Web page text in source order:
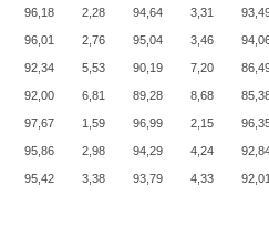
96,18 2,28 94,64 3,31
96,01 2,76 95,04 3,46
92,34 5,53 90,19 7,20
92,00 6,81 89,28 8,68
97,67 1,59 96,99 2,15
95,86 2,98 94,29 4,24
95,42 3,38 93,79 4,33